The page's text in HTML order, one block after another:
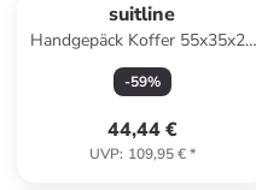
suitline
Handgepäck Koffer 55x35x20
cm Flugzeug-Trolley Koffer 34
L Bordgepäck in Grün
-59%
44,44 €
UVP: 109,95 €*